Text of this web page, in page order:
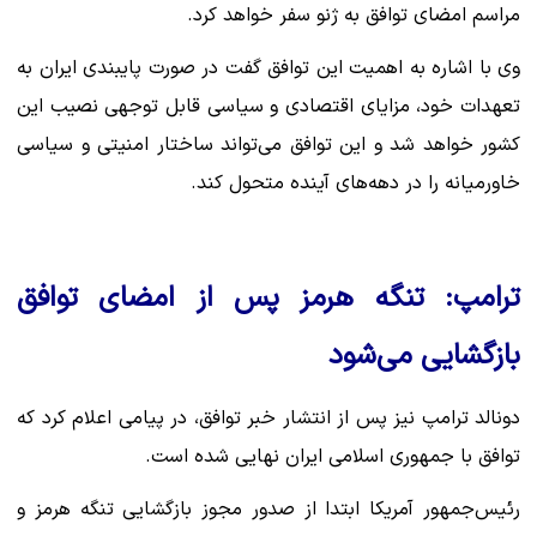
مراسم امضای توافق به ژنو سفر خواهد کرد.
وی با اشاره به اهمیت این توافق گفت در صورت پایبندی ایران به
تعهدات خود، مزایای اقتصادی و سیاسی قابل توجهی نصیب این
کشور خواهد شد و این توافق می‌تواند ساختار امنیتی و سیاسی
خاورمیانه را در دهه‌های آینده متحول کند.
ترامپ: تنگه هرمز پس از امضای توافق
بازگشایی می‌شود
دونالد ترامپ نیز پس از انتشار خبر توافق، در پیامی اعلام کرد که
توافق با جمهوری اسلامی ایران نهایی شده است.
رئیس‌جمهور آمریکا ابتدا از صدور مجوز بازگشایی تنگه هرمز و